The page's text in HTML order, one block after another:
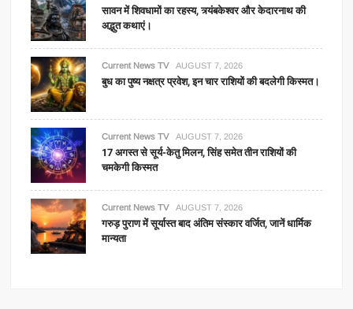
सावन में शिवधामों का रहस्य, त्र्यंबकेश्वर और केदारनाथ की
अद्भुत कथाएं।
Current News TV AUGUST 7, 2026
बुध का पुष्य नक्षत्र प्रवेश, इन चार राशियों की बदलेगी किस्मत।
Current News TV AUGUST 7, 2026
17 अगस्त से सूर्य-केतु मिलन, सिंह समेत तीन राशियों की
चमकेगी किस्मत
Current News TV AUGUST 7, 2026
गरुड़ पुराण में सूर्यास्त बाद अंतिम संस्कार वर्जित, जानें धार्मिक
मान्यता